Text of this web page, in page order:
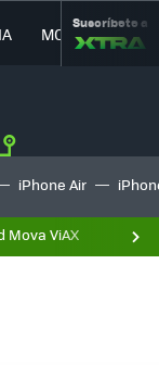
MOVILIDAD
Suscríbete a
iPhone Air
Mova ViAX